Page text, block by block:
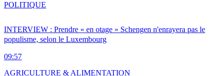
INTERVIEW : Prendre « en otage » Schengen n'enrayera pas le
populisme, selon le Luxembourg
09:57
POLITIQUE
AGRICULTURE & ALIMENTATION